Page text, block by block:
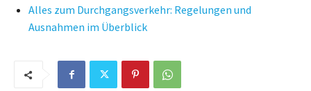
Alles zum Durchgangsverkehr: Regelungen und
Ausnahmen im Überblick